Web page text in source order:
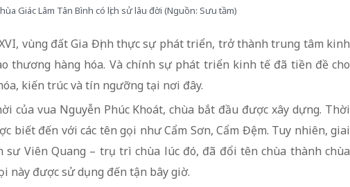
Giác Lâm Tân Bình có lịch sử lâu đời (Nguồn: Sưu tầm)
vùng đất Gia Định thực sự phát triển, trở thành trung tâm kinh
thương hàng hóa. Và chính sự phát triển kinh tế đã tiền đề cho
kiến trúc và tín ngưỡng tại nơi đây.
của vua Nguyễn Phúc Khoát, chùa bắt đầu được xây dựng. Thời
biết đến với các tên gọi như Cẩm Sơn, Cẩm Đệm. Tuy nhiên, giai
sư Viên Quang – trụ trì chùa lúc đó, đã đổi tên chùa thành chùa
này được sử dụng đến tận bây giờ.